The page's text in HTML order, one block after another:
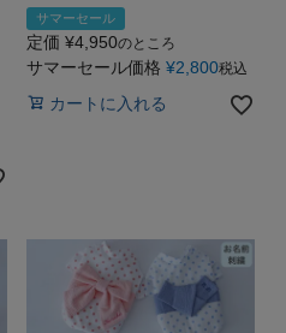
サマーセール
定価 ¥4,950のところ
サマーセール価格 ¥2,800税込
カートに入れる